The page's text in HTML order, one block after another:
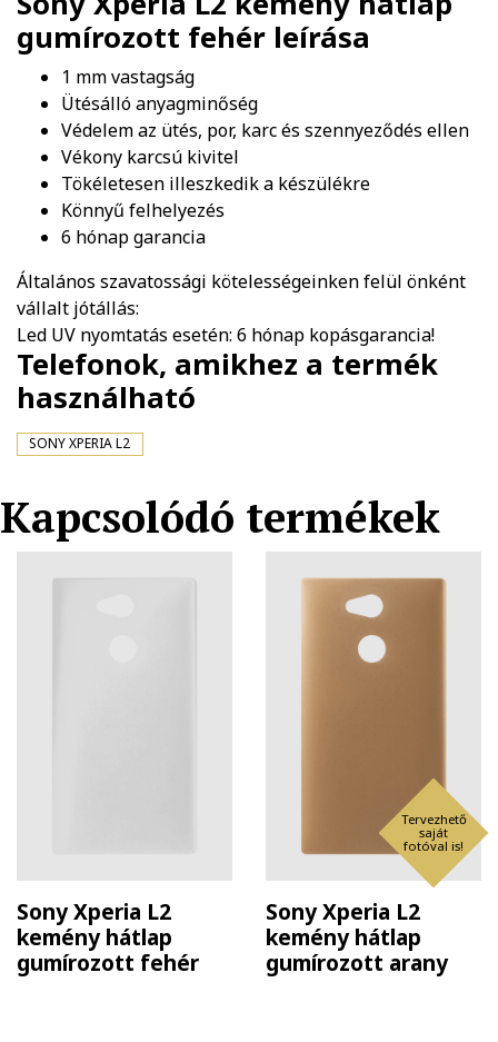
gumírozott fehér leírása
1 mm vastagság
Ütésálló anyagminőség
Védelem az ütés, por, karc és szennyeződés ellen
Vékony karcsú kivitel
Tökéletesen illeszkedik a készülékre
Könnyű felhelyezés
6 hónap garancia
Általános szavatossági kötelességeinken felül önként
vállalt jótállás:
Led UV nyomtatás esetén: 6 hónap kopásgarancia!
Telefonok, amikhez a termék
használható
SONY XPERIA L2
Kapcsolódó termékek
Sony Xperia L2
kemény hátlap
gumírozott fehér
Tervezhető
saját
fotóval is!
Sony Xperia L2
kemény hátlap
gumírozott arany